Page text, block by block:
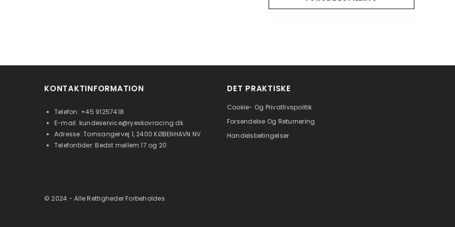
KONTAKTINFORMATION
Telefon: +45 91257418
E-mail: kundeservice@ryeskovracing.dk
Adresse: Tornsangervej 1, 2400 KØBENHAVN NV
Telefontider: Bedst mellem 17 og 20
DET PRAKTISKE
Cookie- Og Privatlivspolitik
Forsendelse Og Returnering
Handelsbetingelser
© 2024 - Alle Rettigheder Forbeholdes